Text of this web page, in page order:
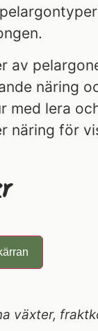
av
näring
med lera
näring för
växter,